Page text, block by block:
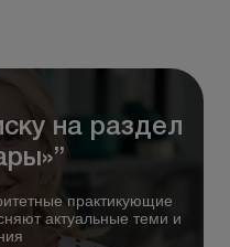
на раздел
практикующие
актуальные теми и